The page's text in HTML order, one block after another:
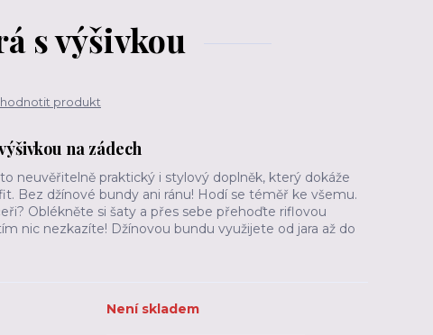
s výšivkou
produkt
na zádech
neuvěřitelně praktický i stylový doplněk, který dokáže
Bez džínové bundy ani ránu! Hodí se téměř ke všemu.
Oblékněte si šaty a přes sebe přehoďte riflovou
nic nezkazíte! Džínovou bundu využijete od jara až do
Není skladem